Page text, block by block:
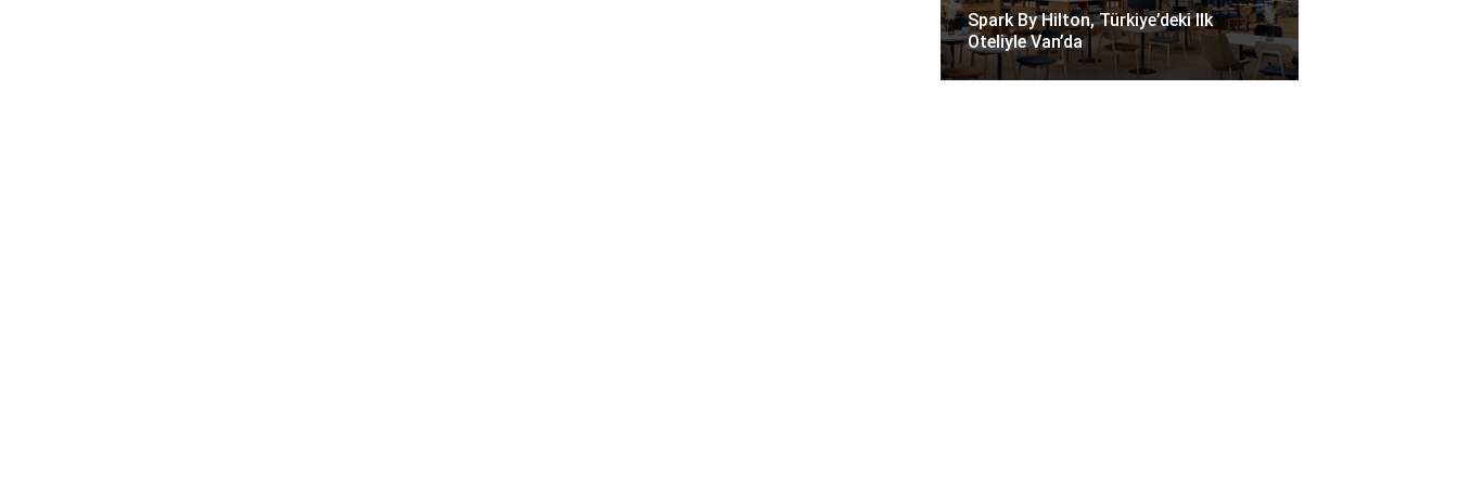
Spark By Hilton, Türkiye’deki Ilk
Oteliyle Van’da